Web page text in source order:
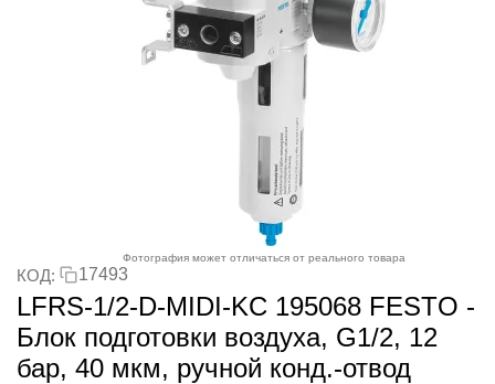
Фотография может отличаться от реального товара
КОД: 17493
LFRS-1/2-D-MIDI-KC 195068 FESTO -
Блок подготовки воздуха, G1/2, 12
бар, 40 мкм, ручной конд.-отвод